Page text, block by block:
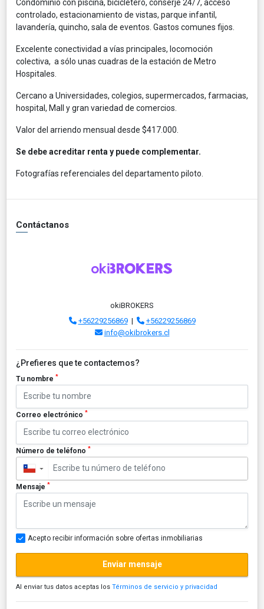
Condominio con piscina, bicicletero, conserje 24/7, acceso
controlado, estacionamiento de vistas, parque infantil,
lavandería, quincho, sala de eventos. Gastos comunes fijos.
Excelente conectividad a vías principales, locomoción
colectiva, a sólo unas cuadras de la estación de Metro
Hospitales.
Cercano a Universidades, colegios, supermercados, farmacias,
hospital, Mall y gran variedad de comercios.
Valor del arriendo mensual desde $417.000.
Se debe acreditar renta y puede complementar.
Fotografías referenciales del departamento piloto.
Contáctanos
okiBROKERS
+56229256869|
+56229256869
info@okibrokers.cl
¿Prefieres que te contactemos?
Tu nombre *
Correo electrónico *
Número de teléfono *
▼
Mensaje *
Acepto recibir información sobre ofertas inmobiliarias
Enviar mensaje
Al enviar tus datos aceptas los Términos de servicio y privacidad